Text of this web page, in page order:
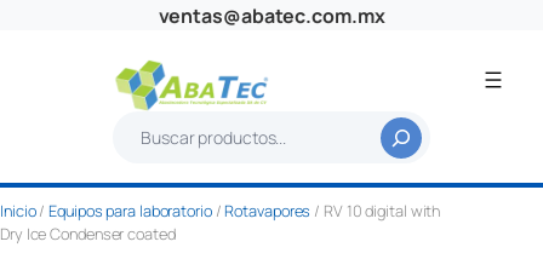
ventas@abatec.com.mx
s
c
a
Inicio/Equipos para laboratorio/Rotavapores / RV 10 digital with
Dry Ice Condenser coated